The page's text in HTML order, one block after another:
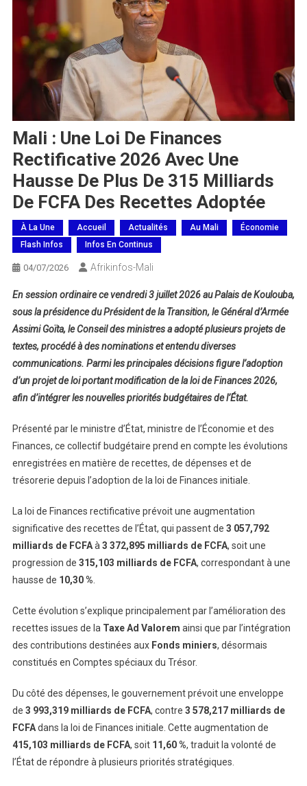
Mali : Une Loi De Finances
Rectificative 2026 Avec Une
Hausse De Plus De 315 Milliards
De FCFA Des Recettes Adoptée
À La Une Accueil Actualités Au Mali
Économie
Flash Infos
Infos En Continus
04/07/2026 Afrikinfos-Mali
En session ordinaire ce vendredi 3 juillet 2026 au Palais de Koulouba,
sous la présidence du Président de la Transition, le Général d’Armée
Assimi Goïta, le Conseil des ministres a adopté plusieurs projets de
textes, procédé à des nominations et entendu diverses
communications. Parmi les principales décisions figure l’adoption
d’un projet de loi portant modification de la loi de Finances 2026,
afin d’intégrer les nouvelles priorités budgétaires de l’État.
Présenté par le ministre d’État, ministre de l’Économie et des
Finances, ce collectif budgétaire prend en compte les évolutions
enregistrées en matière de recettes, de dépenses et de
trésorerie depuis l’adoption de la loi de Finances initiale.
La loi de Finances rectificative prévoit une augmentation
significative des recettes de l’État, qui passent de 3 057,792
milliards de FCFAà 3 372,895 milliards de FCFA, soit une
progression de 315,103 milliards de FCFA, correspondant à une
hausse de 10,30 %
Cette évolution s’explique principalement par l’amélioration des
recettes issues de la Taxe Ad Valorem ainsi que par l’intégration
des contributions destinées aux Fonds miniers, désormais
constitués en Comptes spéciaux du Trésor.
Du côté des dépenses, le gouvernement prévoit une enveloppe
de 3 993,319 milliards de FCFA, contre 3 578,217 milliards de
FCFAdans la loi de Finances initiale. Cette augmentation de
415,103 milliards de FCFA, soit 11,60 %, traduit la volonté de
l’État de répondre à plusieurs priorités stratégiques.